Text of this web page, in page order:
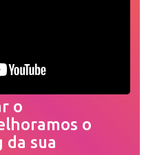
o
o
sua